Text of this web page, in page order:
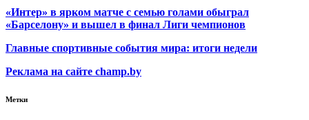
«Интер» в ярком матче с семью голами обыграл
«Барселону» и вышел в финал Лиги чемпионов
Главные спортивные события мира: итоги недели
Реклама на сайте champ.by
Метки